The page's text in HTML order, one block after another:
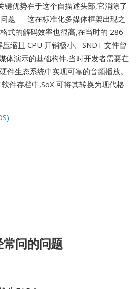
键优势在于这个自描述头部,它消除了
题 — 这在标准化多媒体框架出现之
式的解码效率也很高,在当时的 286
缩且 CPU 开销极小。SNDT 文件曾
体演示的基础构件,当时开发者需要在
硬件生态系统中实现可靠的音频播放。
件存档中,SoX 可将其转换为现代格
常问的问题